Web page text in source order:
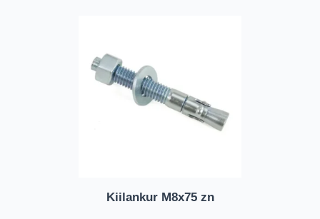
Kiilankur M8x75 zn